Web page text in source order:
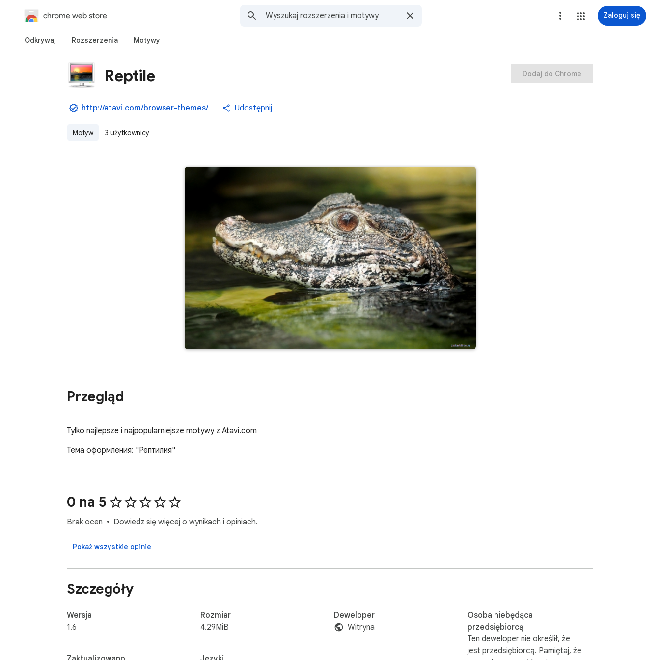
chrome web store Zaloguj się
Odkrywaj Rozszerzenia Motywy
Reptile
http://atavi.com/browser-themes/ Udostępnij
Motyw 3 użytkownicy
Dodaj do Chrome
Przegląd
Tylko najlepsze i najpopularniejsze motywy z Atavi.com
Тема оформления: "Рептилия"
0 na 5
Brak ocen Dowiedz się więcej o wynikach i opiniach.
Pokaż wszystkie opinie
Szczegóły
Wersja
1.6
Rozmiar
4.29MiB
Deweloper
Witryna
Osoba niebędąca
przedsiębiorcą
Ten deweloper nie określił, że
jest przedsiębiorcą. Pamiętaj, że